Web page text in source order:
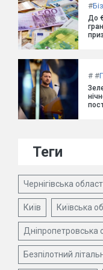
#
До
# #
Теги
Чернігівська
Київ Київська
Дніпропетровська
Безпілотний